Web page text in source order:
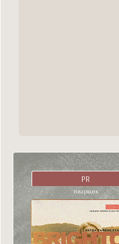
PR
пиарщик